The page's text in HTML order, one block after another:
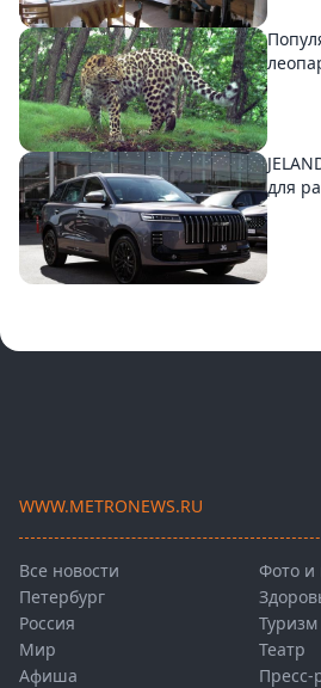
для
WWW.METRONEWS.RU
Все новости
Петербург
Россия
Мир
Афиша
Фото и
Туризм
Театр
Пресс-